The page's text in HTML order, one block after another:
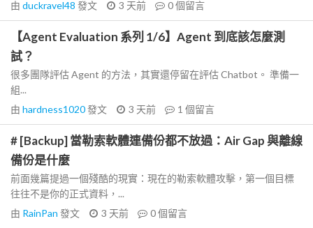
由 duckravel48 發文 3 天前 0個留言
【Agent Evaluation 系列 1/6】Agent 到底該怎麼測
試？
很多團隊評估 Agent 的方法，其實還停留在評估 Chatbot。 準備一
組...
由 hardness1020發文 3 天前 1 個留言
# [Backup] 當勒索軟體連備份都不放過：Air Gap 與離線
備份是什麼
前面幾篇提過一個殘酷的現實：現在的勒索軟體攻擊，第一個目標
往往不是你的正式資料，...
由 RainPan 發文 3 天前 0個留言